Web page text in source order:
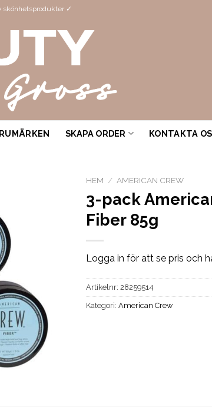
skönhetsprodukter ✓
SKAPA ORDER KONTAKTA
HEM / AMERICAN CREW
3-pack
Fiber 85g
Logga in för att se pris och
Artikelnr: 28259514
Kategori:American Crew